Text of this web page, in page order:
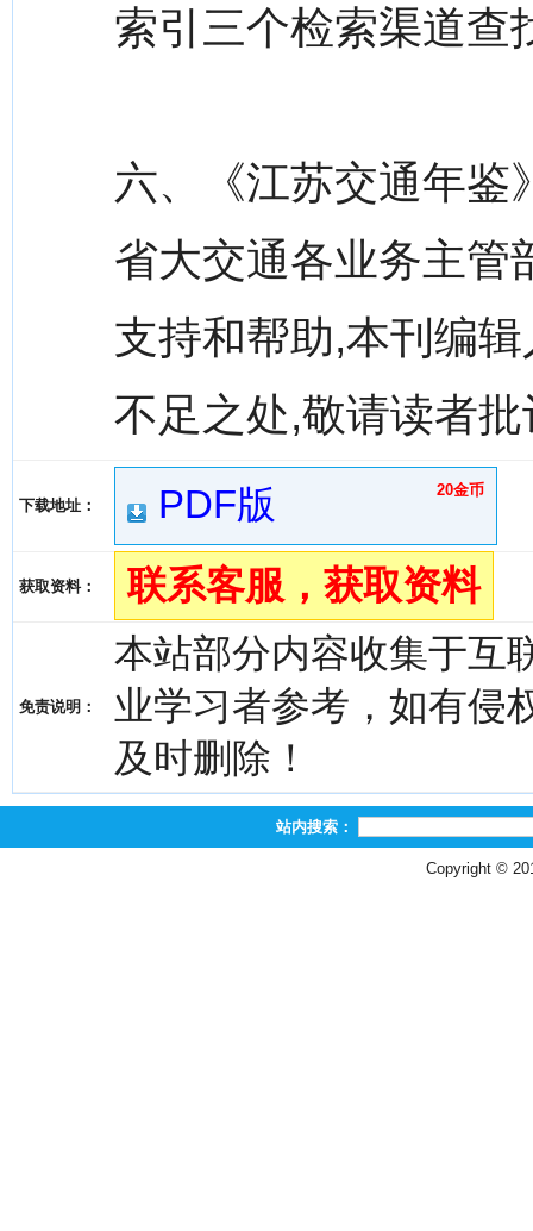
索引三个检索渠道查
六、《江苏交通年鉴
省大交通各业务主管
支持和帮助,本刊编
不足之处,敬请读者
下载地址： PDF版 20金币
获取资料： 联系客服，获取资料
免责说明：
本站部分内容收集于互
业学习者参考，如有侵
及时删除！
站内搜索：
Copyright ©